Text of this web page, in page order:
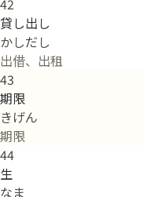
42
貸し出し
かしだし
出借、出租
43
期限
きげん
期限
44
生
なま